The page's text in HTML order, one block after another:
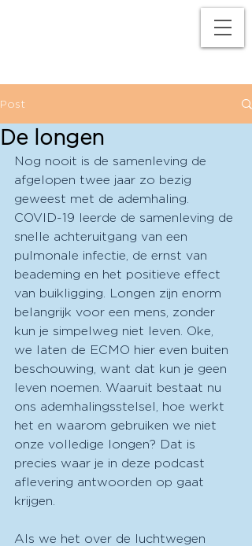
Post
De longen
Nog nooit is de samenleving de
afgelopen twee jaar zo bezig
geweest met de ademhaling.
COVID-19 leerde de samenleving de
snelle achteruitgang van een
pulmonale infectie, de ernst van
beademing en het positieve effect
van buikligging. Longen zijn enorm
belangrijk voor een mens, zonder
kun je simpelweg niet leven. Oke,
we laten de ECMO hier even buiten
beschouwing, want dat kun je geen
leven noemen. Waaruit bestaat nu
ons ademhalingsstelsel, hoe werkt
het en waarom gebruiken we niet
onze volledige longen? Dat is
precies waar je in deze podcast
aflevering antwoorden op gaat
krijgen.
Als we het over de luchtwegen